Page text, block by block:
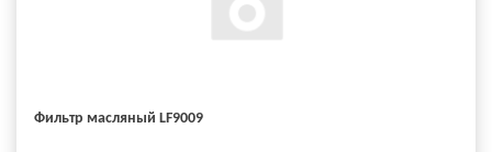
Фильтр масляный LF9009